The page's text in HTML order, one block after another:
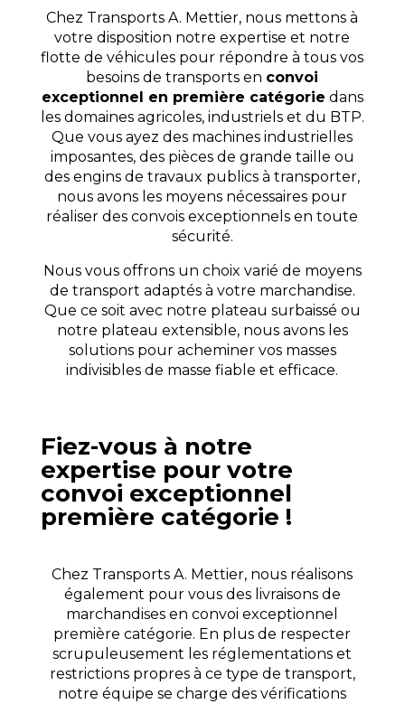
Chez Transports A. Mettier, nous mettons à
votre disposition notre expertise et notre
flotte de véhicules pour répondre à tous vos
besoins de transports en convoi
exceptionnel en première catégorie dans
les domaines agricoles, industriels et du BTP.
Que vous ayez des machines industrielles
imposantes, des pièces de grande taille ou
des engins de travaux publics à transporter,
nous avons les moyens nécessaires pour
réaliser des convois exceptionnels en toute
sécurité.
Nous vous offrons un choix varié de moyens
de transport adaptés à votre marchandise.
Que ce soit avec notre plateau surbaissé ou
notre plateau extensible, nous avons les
solutions pour acheminer vos masses
indivisibles de masse fiable et efficace.
Fiez-vous à notre
expertise pour votre
convoi exceptionnel
première catégorie !
Chez Transports A. Mettier, nous réalisons
également pour vous des livraisons de
marchandises en convoi exceptionnel
première catégorie. En plus de respecter
scrupuleusement les réglementations et
restrictions propres à ce type de transport,
notre équipe se charge des vérifications